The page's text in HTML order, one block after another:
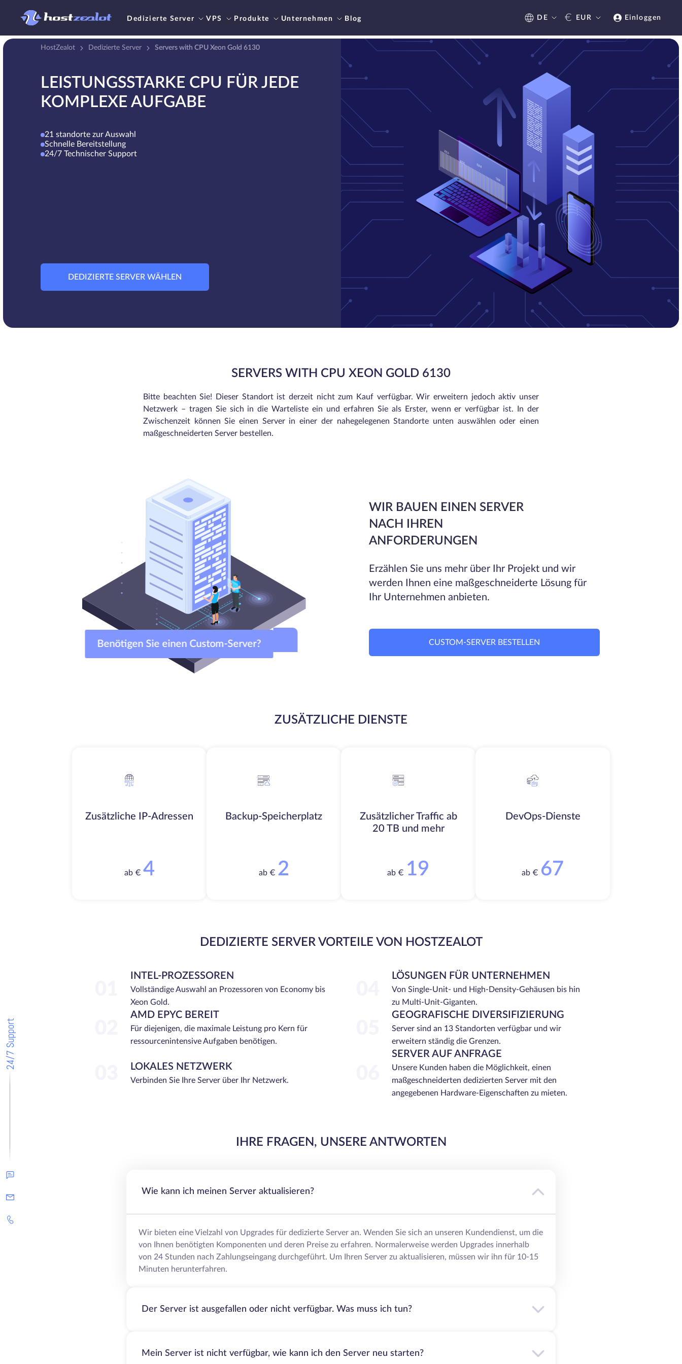
Dedizierte Server VPS Produkte Unternehmen Blog DE € EUR Einloggen
24/7 Support
HostZealot Dedizierte Server Servers with CPU Xeon Gold 6130
LEISTUNGSSTARKE CPU FÜR JEDE
KOMPLEXE AUFGABE
21 standorte zur Auswahl
Schnelle Bereitstellung
24/7 Technischer Support
DEDIZIERTE SERVER WÄHLEN
SERVERS WITH CPU XEON GOLD 6130
Bitte beachten Sie! Dieser Standort ist derzeit nicht zum Kauf verfügbar. Wir erweitern jedoch aktiv unser
Netzwerk – tragen Sie sich in die Warteliste ein und erfahren Sie als Erster, wenn er verfügbar ist. In der
Zwischenzeit können Sie einen Server in einer der nahegelegenen Standorte unten auswählen oder einen
maßgeschneiderten Server bestellen.
Benötigen Sie einen Custom-Server?
WIR BAUEN EINEN SERVER
NACH IHREN
ANFORDERUNGEN
Erzählen Sie uns mehr über Ihr Projekt und wir
werden Ihnen eine maßgeschneiderte Lösung für
Ihr Unternehmen anbieten.
CUSTOM-SERVER BESTELLEN
ZUSÄTZLICHE DIENSTE
Zusätzliche IP-Adressen
ab € 4
Backup-Speicherplatz
ab € 2
Zusätzlicher Traffic ab
20 TB und mehr
ab € 19
DevOps-Dienste
ab € 67
DEDIZIERTE SERVER VORTEILE VON HOSTZEALOT
INTEL-PROZESSOREN
Vollständige Auswahl an Prozessoren von Economy bis
Xeon Gold.
LÖSUNGEN FÜR UNTERNEHMEN
Von Single-Unit- und High-Density-Gehäusen bis hin
zu Multi-Unit-Giganten.
AMD EPYC BEREIT
Für diejenigen, die maximale Leistung pro Kern für
ressourcenintensive Aufgaben benötigen.
GEOGRAFISCHE DIVERSIFIZIERUNG
Server sind an 13 Standorten verfügbar und wir
erweitern ständig die Grenzen.
LOKALES NETZWERK
Verbinden Sie Ihre Server über Ihr Netzwerk.
SERVER AUF ANFRAGE
Unsere Kunden haben die Möglichkeit, einen
maßgeschneiderten dedizierten Server mit den
angegebenen Hardware-Eigenschaften zu mieten.
IHRE FRAGEN, UNSERE ANTWORTEN
Wie kann ich meinen Server aktualisieren?
Wir bieten eine Vielzahl von Upgrades für dedizierte Server an. Wenden Sie sich an unseren Kundendienst, um die
von Ihnen benötigten Komponenten und deren Preise zu erfahren. Normalerweise werden Upgrades innerhalb
von 24 Stunden nach Zahlungseingang durchgeführt. Um Ihren Server zu aktualisieren, müssen wir ihn für 10-15
Minuten herunterfahren.
Der Server ist ausgefallen oder nicht verfügbar. Was muss ich tun?
Mein Server ist nicht verfügbar, wie kann ich den Server neu starten?